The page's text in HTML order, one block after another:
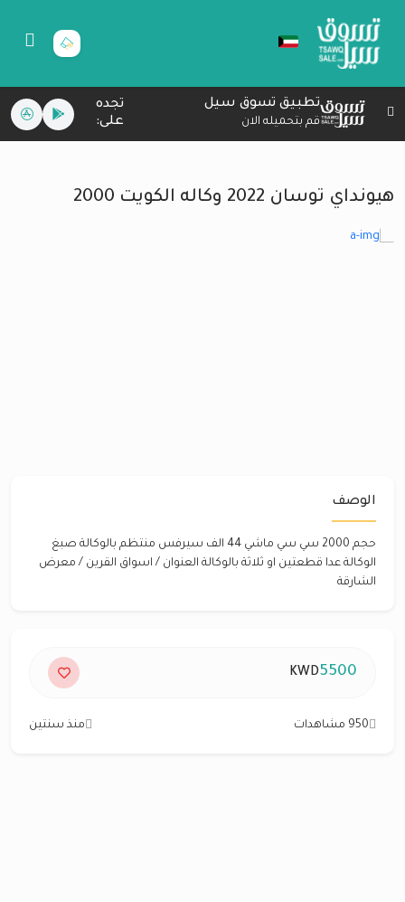
تطبيق تسوق سيل
قم بتحميله الان
تجده
على:
هيونداي توسان 2022 وكاله الكويت 2000
الوصف
حجم 2000 سي سي ماشي 44 الف سيرفس منتظم بالوكالة صبغ
الوكالة عدا قطعتين او ثلاثة بالوكالة العنوان / اسواق القرين / معرض
الشارقة
5500
KWD
950 مشاهدات منذ سنتين